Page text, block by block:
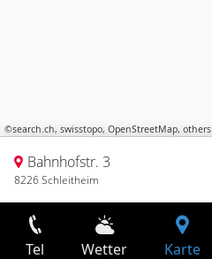
©search.ch, swisstopo, OpenStreetMap, others
Bahnhofstr. 3
8226 Schleitheim
Tel Wetter Karte